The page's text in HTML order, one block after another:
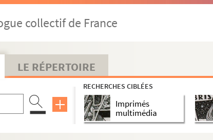
collectif de France
LE RÉPERTOIRE
RECHERCHES CIBLÉES
Imprimés
multimédia